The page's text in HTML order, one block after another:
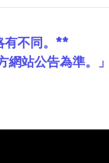
有不同。**
網站公告為準。」